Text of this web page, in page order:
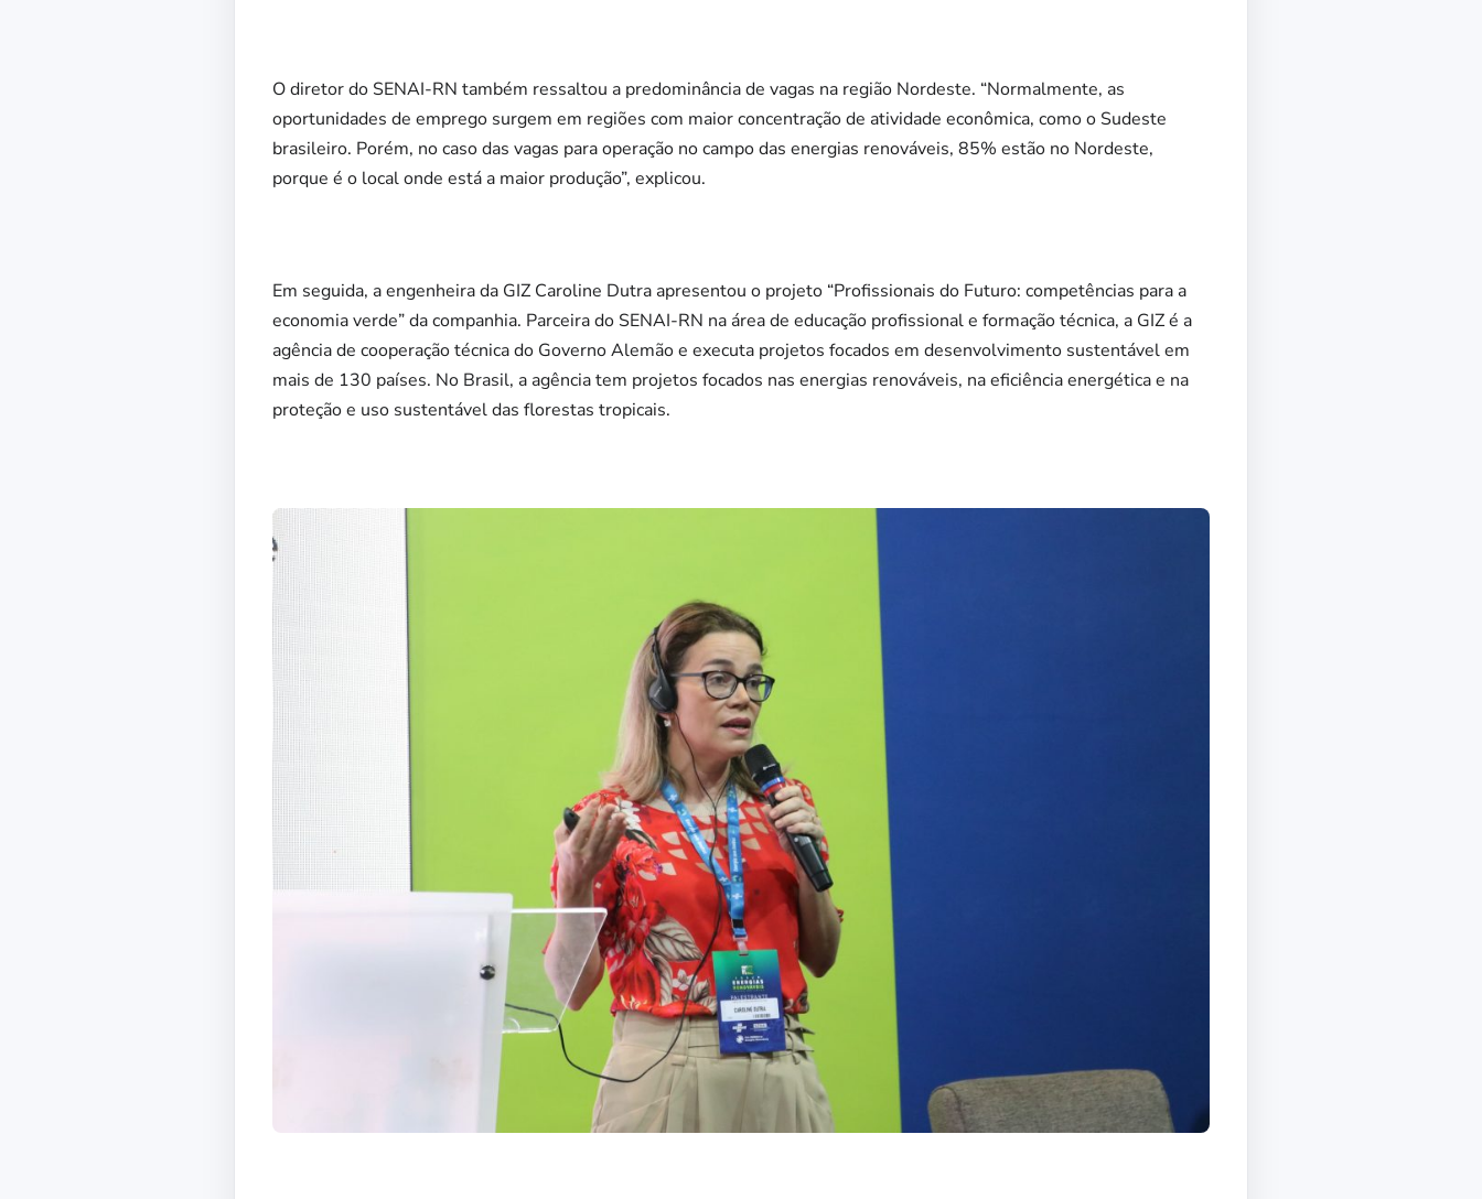
O diretor do SENAI-RN também ressaltou a predominância de vagas na região Nordeste. “Normalmente, as
oportunidades de emprego surgem em regiões com maior concentração de atividade econômica, como o Sudeste
brasileiro. Porém, no caso das vagas para operação no campo das energias renováveis, 85% estão no Nordeste,
porque é o local onde está a maior produção”, explicou.
Em seguida, a engenheira da GIZ Caroline Dutra apresentou o projeto “Profissionais do Futuro: competências para a
economia verde” da companhia. Parceira do SENAI-RN na área de educação profissional e formação técnica, a GIZ é a
agência de cooperação técnica do Governo Alemão e executa projetos focados em desenvolvimento sustentável em
mais de 130 países. No Brasil, a agência tem projetos focados nas energias renováveis, na eficiência energética e na
proteção e uso sustentável das florestas tropicais.